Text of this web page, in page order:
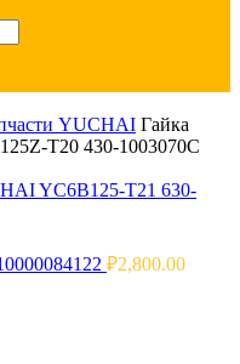
YUCHAI Гайка
T20 430-1003070C
YC6B125-T21 630-
₽2,800.00